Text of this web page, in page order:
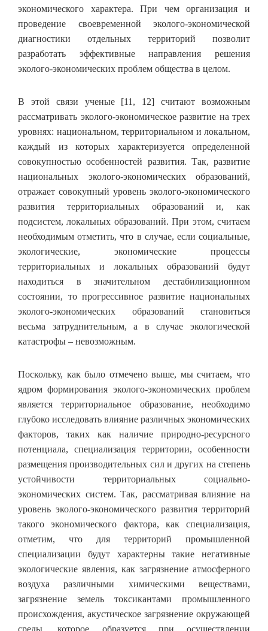
экономического характера. При чем организация и
проведение своевременной эколого-экономической
диагностики отдельных территорий позволит
разработать эффективные направления решения
эколого-экономических проблем общества в целом.
В этой связи ученые [11, 12] считают возможным
рассматривать эколого-экономическое развитие на трех
уровнях: национальном, территориальном и локальном,
каждый из которых характеризуется определенной
совокупностью особенностей развития. Так, развитие
национальных эколого-экономических образований,
отражает совокупный уровень эколого-экономического
развития территориальных образований и, как
подсистем, локальных образований. При этом, считаем
необходимым отметить, что в случае, если социальные,
экологические, экономические процессы
территориальных и локальных образований будут
находиться в значительном дестабилизационном
состоянии, то прогрессивное развитие национальных
эколого-экономических образований становиться
весьма затруднительным, а в случае экологической
катастрофы – невозможным.
Поскольку, как было отмечено выше, мы считаем, что
ядром формирования эколого-экономических проблем
является территориальное образование, необходимо
глубоко исследовать влияние различных экономических
факторов, таких как наличие природно-ресурсного
потенциала, специализация территории, особенности
размещения производительных сил и других на степень
устойчивости территориальных социально-
экономических систем. Так, рассматривая влияние на
уровень эколого-экономического развития территорий
такого экономического фактора, как специализация,
отметим, что для территорий промышленной
специализации будут характерны такие негативные
экологические явления, как загрязнение атмосферного
воздуха различными химическими веществами,
загрязнение земель токсикантами промышленного
происхождения, акустическое загрязнение окружающей